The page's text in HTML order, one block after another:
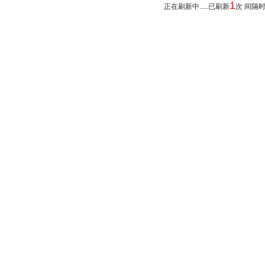
正在刷新中.....已刷新1次 间隔